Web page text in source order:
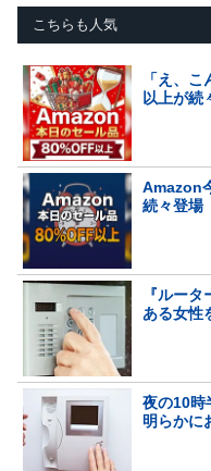
こちらも人気
「え、
以上が続
Amazon
続々登場
『ルー
ある女性
夜の10時
明らかに